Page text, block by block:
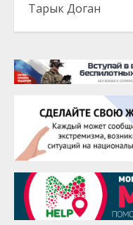
Тарык Доган
22 августа
25 августа
Сэсэгма Бубеева
28 августа
Чингиз Мустафаев
29 августа
Надежда Рослова
1 сентября
Гали Хасанов